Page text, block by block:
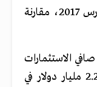
المباشرة إلى البلاد بنسبة 17.8% في مارس 2017، مقارنة
الاستثمارات
الأجنبية المباشرة إلى البلاد سجل 2.278 مليار دولار في